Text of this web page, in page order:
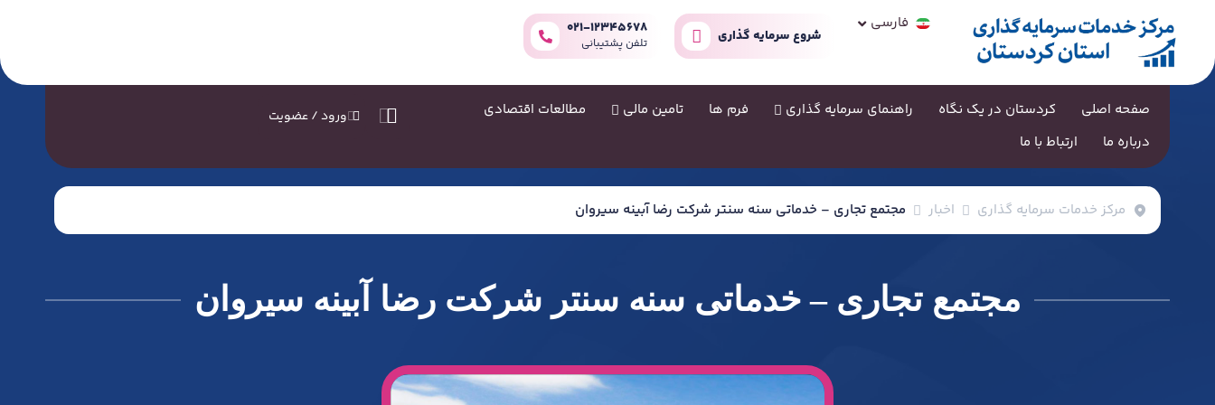
فارسیहिन्दी
شروع سرمایه گذاری 021-12345678
تلفن پشتیبانی
صفحه اصلی کردستان در یک نگاه راهنمای سرمایه گذاری فرم ها تامین مالی
مطالعات اقتصادی
درباره ما
ارتباط با ما
ورود / عضویت
مرکز خدمات سرمایه گذاری اخبار مجتمع تجاری – خدماتی سنه سنتر شرکت رضا آبینه سیروان
مجتمع تجاری – خدماتی سنه سنتر شرکت رضا آبینه سیروان